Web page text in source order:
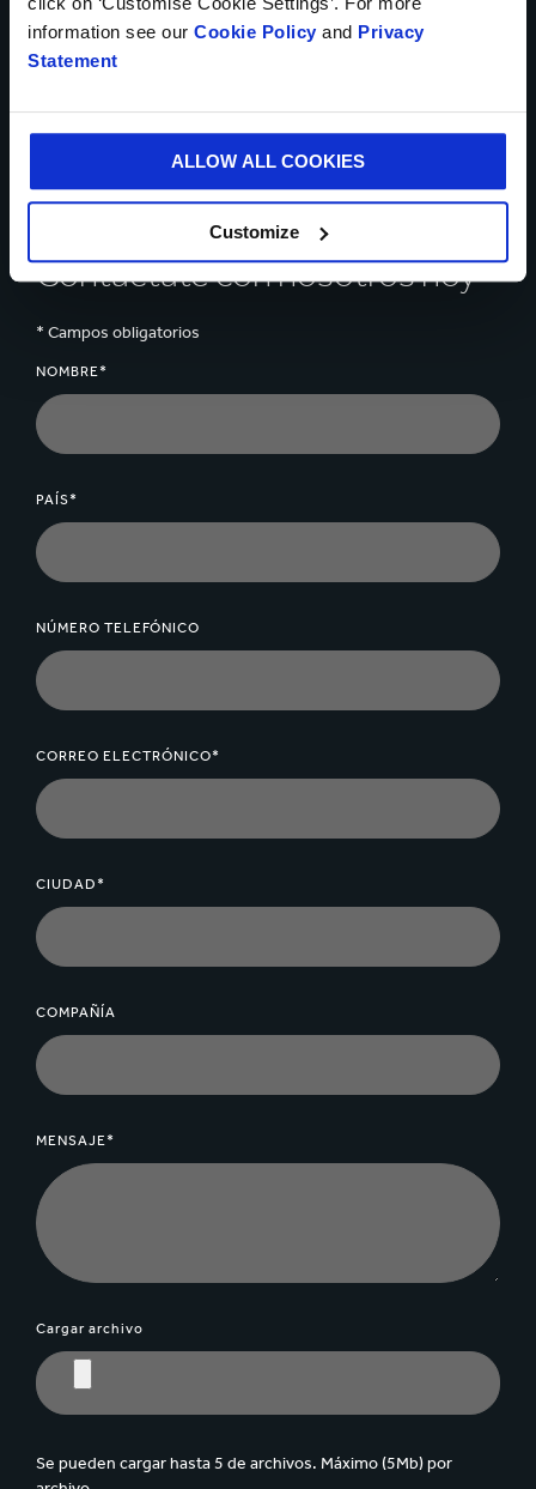
information see our Cookie Policy and Privacy
Statement
ALLOW ALL COOKIES
Customize
expertos sobre cómo
resolver los retos de tu
negocio
Contáctate con nosotros hoy
* Campos obligatorios
NOMBRE*
PAÍS*
NÚMERO TELEFÓNICO
CORREO ELECTRÓNICO*
CIUDAD*
COMPAÑÍA
MENSAJE*
Cargar archivo
Se pueden cargar hasta 5 de archivos. Máximo (5Mb) por